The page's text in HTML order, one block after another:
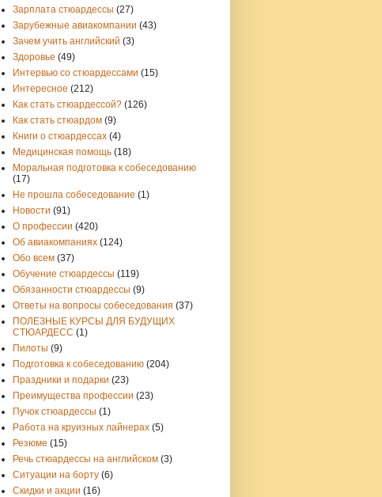
Зарплата стюардессы (27)
Зарубежные авиакомпании (43)
Зачем учить английский (3)
Здоровье (49)
Интервью со стюардессами (15)
Интересное (212)
Как стать стюардессой? (126)
Как стать стюардом (9)
Книги о стюардессах (4)
Медицинская помощь (18)
Моральная подготовка к собеседованию
(17)
Не прошла собеседование (1)
Новости (91)
О профессии (420)
Об авиакомпаниях (124)
Обо всем (37)
Обучение стюардессы (119)
Обязанности стюардессы (9)
Ответы на вопросы собеседования (37)
ПОЛЕЗНЫЕ КУРСЫ ДЛЯ БУДУЩИХ
СТЮАРДЕСС (1)
Пилоты (9)
Подготовка к собеседованию (204)
Праздники и подарки (23)
Преимущества профессии (23)
Пучок стюардессы (1)
Работа на круизных лайнерах (5)
Резюме (15)
Речь стюардессы на английском (3)
Ситуации на борту (6)
Скидки и акции (16)